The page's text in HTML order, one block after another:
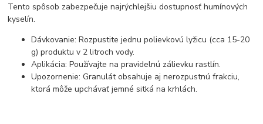
Tento spôsob zabezpečuje najrýchlejšiu dostupnosť humínových
kyselín.
Dávkovanie: Rozpustite jednu polievkovú lyžicu (cca 15-20
g) produktu v 2 litroch vody.
Aplikácia: Používajte na pravidelnú zálievku rastlín.
Upozornenie: Granulát obsahuje aj nerozpustnú frakciu,
ktorá môže upchávať jemné sitká na krhlách.